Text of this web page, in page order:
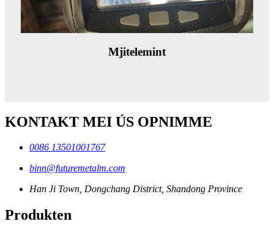
Mjitelemint
KONTAKT MEI ÚS OPNIMME
0086 13501001767
binn@futuremetalm.com
Han Ji Town, Dongchang District, Shandong Province
Produkten